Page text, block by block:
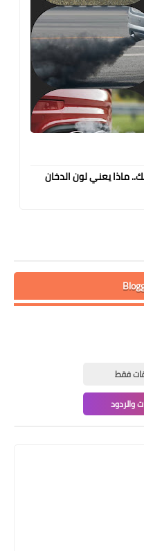
ماذا يعني لون الدخان
فقط
والردود